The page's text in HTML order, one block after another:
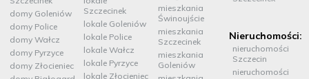
domy Goleniów
domy Police
domy Wałcz
domy Pyrzyce
domy Złocieniec
Szczecinek
lokale Goleniów
lokale Police
lokale Wałcz
lokale Pyrzyce
lokale Złocieniec
mieszkania
Świnoujście
mieszkania
Szczecinek
mieszkania
Goleniów
Nieruchomości:
nieruchomości
Szczecin
nieruchomości